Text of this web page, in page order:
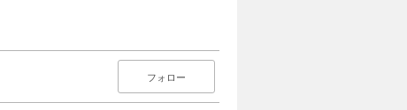
フォロー